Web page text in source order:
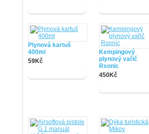
Plynová kartuš
400ml
59Kč
Kempingový
plynový vařič
Rsonic
450Kč